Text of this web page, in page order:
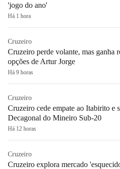
'jogo do ano'
Há 1 hora
Cruzeiro
Cruzeiro perde volante, mas ganha
opções de Artur Jorge
Há 9 horas
Cruzeiro
Cruzeiro cede empate ao Itabirito e
Decagonal do Mineiro Sub-20
Há 12 horas
Cruzeiro
Cruzeiro explora mercado